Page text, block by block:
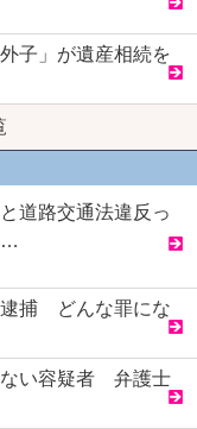
子」が遺産相続を
道路交通法違反っ
…
逮捕 どんな罪にな
ない容疑者 弁護士